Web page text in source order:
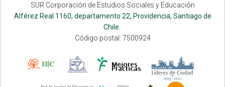
SUR Corporación de Estudios Sociales y Educación
Alférez Real 1160, departamento 22, Providencia, Santiago de
Chile.
Código postal: 7500924